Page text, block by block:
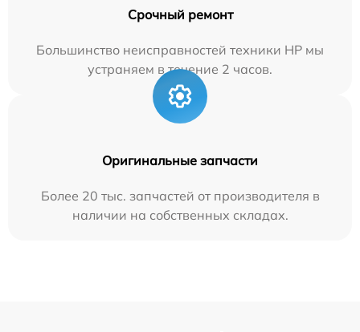
Срочный ремонт
Большинство неисправностей техники HP мы
устраняем в течение 2 часов.
Оригинальные запчасти
Более 20 тыс. запчастей от производителя в
наличии на собственных складах.